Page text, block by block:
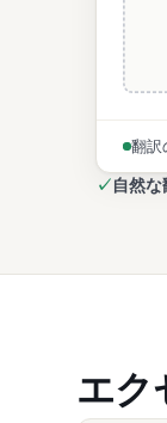
翻訳
✓自然
エク